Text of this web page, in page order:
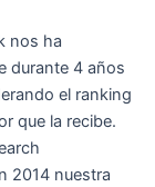
nos ha
durante 4 años
el ranking
que la recibe.
2014 nuestra